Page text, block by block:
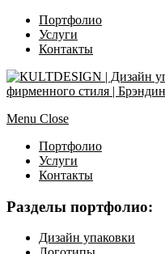
Портфолио
Услуги
Контакты
Menu Close
Портфолио
Услуги
Контакты
Разделы портфолио:
Дизайн упаковки